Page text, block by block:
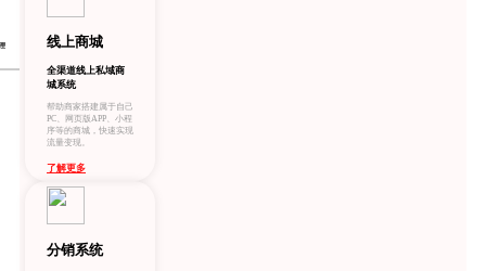
线上商城
全渠道线上私域商
城系统
帮助商家搭建属于自己
PC、网页版APP、小程
序等的商城，快速实现
流量变现。
了解更多
分销系统